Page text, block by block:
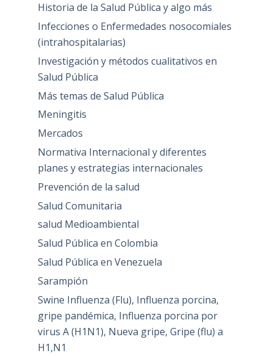
Historia de la Salud Pública y algo más
Infecciones o Enfermedades nosocomiales
(intrahospitalarias)
Investigación y métodos cualitativos en
Salud Pública
Más temas de Salud Pública
Meningitis
Mercados
Normativa Internacional y diferentes
planes y estrategias internacionales
Prevención de la salud
Salud Comunitaria
salud Medioambiental
Salud Pública en Colombia
Salud Pública en Venezuela
Sarampión
Swine Influenza (Flu), Influenza porcina,
gripe pandémica, Influenza porcina por
virus A (H1N1), Nueva gripe, Gripe (flu) a
H1,N1